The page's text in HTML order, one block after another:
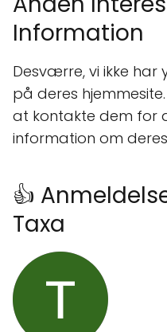
Information
Desværre, vi ikke
på deres
at kontakte dem for
information om
👍
Taxa